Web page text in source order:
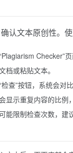
认文本原创性。使
Checker”页
档或粘贴文本。
检查”按钮，系统会对
显示重复内容的比例
能限制检查次数，建